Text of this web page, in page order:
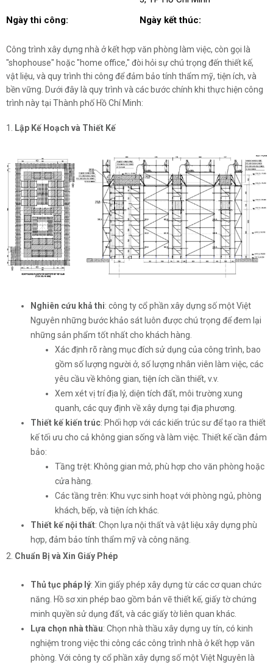
Ngày thi công:
Ngày kết thúc:
Công trình xây dựng nhà ở kết hợp văn phòng làm việc, còn gọi là
"shophouse" hoặc "home office," đòi hỏi sự chú trọng đến thiết kế,
vật liệu, và quy trình thi công để đảm bảo tính thẩm mỹ, tiện ích, và
bền vững. Dưới đây là quy trình và các bước chính khi thực hiện công
trình này tại Thành phố Hồ Chí Minh:
1. Lập Kế Hoạch và Thiết Kế
Nghiên cứu khả thi: công ty cổ phần xây dựng số một Việt
Nguyên những bước khảo sát luôn được chú trọng để đem lại
những sản phẩm tốt nhất cho khách hàng.
Xác định rõ ràng mục đích sử dụng của công trình, bao
gồm số lượng người ở, số lượng nhân viên làm việc, các
yêu cầu về không gian, tiện ích cần thiết, v.v.
Xem xét vị trí địa lý, diện tích đất, môi trường xung
quanh, các quy định về xây dựng tại địa phương.
Thiết kế kiến trúc: Phối hợp với các kiến trúc sư để tạo ra thiết
kế tối ưu cho cả không gian sống và làm việc. Thiết kế cần đảm
bảo:
Tầng trệt: Không gian mở, phù hợp cho văn phòng hoặc
cửa hàng.
Các tầng trên: Khu vực sinh hoạt với phòng ngủ, phòng
khách, bếp, và tiện ích khác.
Thiết kế nội thất: Chọn lựa nội thất và vật liệu xây dựng phù
hợp, đảm bảo tính thẩm mỹ và công năng.
2. Chuẩn Bị và Xin Giấy Phép
Thủ tục pháp lý: Xin giấy phép xây dựng từ các cơ quan chức
năng. Hồ sơ xin phép bao gồm bản vẽ thiết kế, giấy tờ chứng
minh quyền sử dụng đất, và các giấy tờ liên quan khác.
Lựa chọn nhà thầu: Chọn nhà thầu xây dựng uy tín, có kinh
nghiệm trong việc thi công các công trình nhà ở kết hợp văn
phòng. Với công ty cổ phần xây dựng số một Việt Nguyên là
HOÀN THÀNH
Đăng ký tư vấn trực tiếp 24/7:028 628
73858